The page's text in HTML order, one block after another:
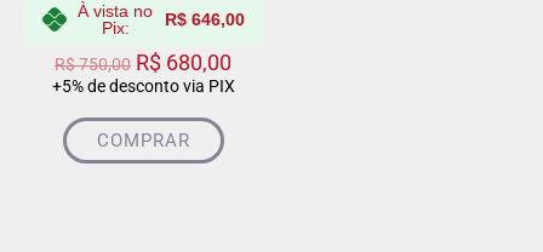
À vista no
Pix:
R$646,00
R$750,00 R$ 680,00
+5% de desconto via PIX
COMPRAR